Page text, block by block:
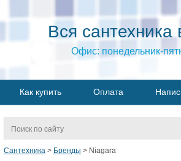
Вся
Офис: понедельник-
Как купить Оплата
Сантехника > Бренды > Niagara